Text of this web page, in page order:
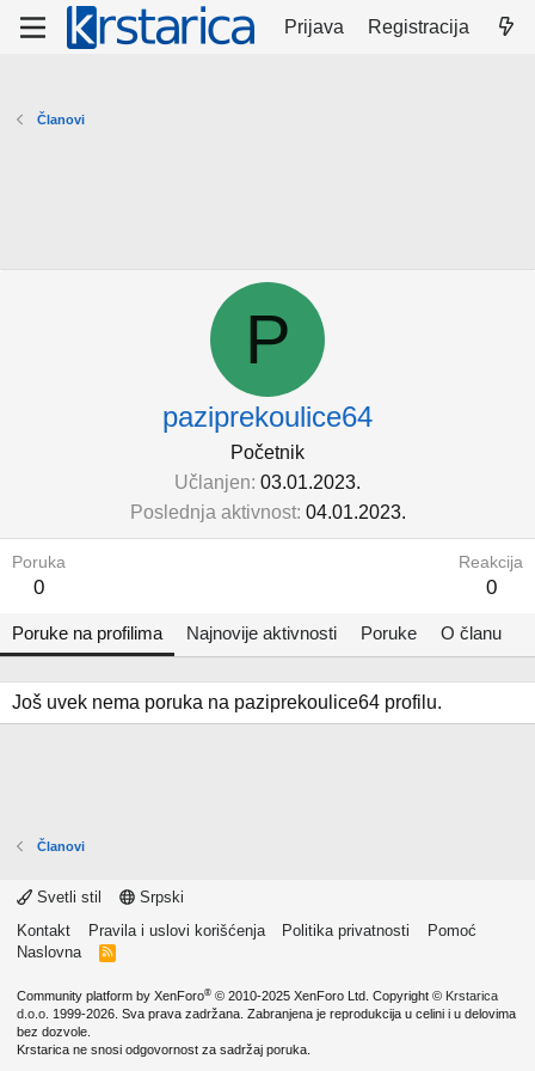
Prijava Registracija
Članovi
P
paziprekoulice64
Početnik
Učlanjen 03.01.2023.
Poslednja aktivnost 04.01.2023.
Poruka
0
Reakcija
0
Poruke na profilima Najnovije aktivnosti Poruke O članu
Još uvek nema poruka na paziprekoulice64 profilu.
Članovi
Svetli stil
Srpski
Kontakt
Pravila i uslovi korišćenja Politika privatnosti
Pomoć
Naslovna
R
Community platform by XenForo® © 2010-2025 XenForo Ltd. Copyright © Krstarica
d.o.o. 1999-2026. Sva prava zadržana. Zabranjena je reprodukcija u celini i u delovima
bez dozvole.
Krstarica ne snosi odgovornost za sadržaj poruka.